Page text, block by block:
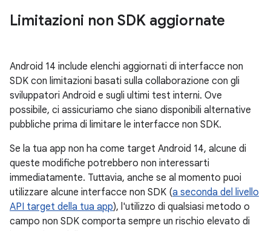
Limitazioni non SDK aggiornate
Android 14 include elenchi aggiornati di interfacce non
SDK con limitazioni basati sulla collaborazione con gli
sviluppatori Android e sugli ultimi test interni. Ove
possibile, ci assicuriamo che siano disponibili alternative
pubbliche prima di limitare le interfacce non SDK.
Se la tua app non ha come target Android 14, alcune di
queste modifiche potrebbero non interessarti
immediatamente. Tuttavia, anche se al momento puoi
utilizzare alcune interfacce non SDK (a seconda del livello
API target della tua app), l'utilizzo di qualsiasi metodo o
campo non SDK comporta sempre un rischio elevato di